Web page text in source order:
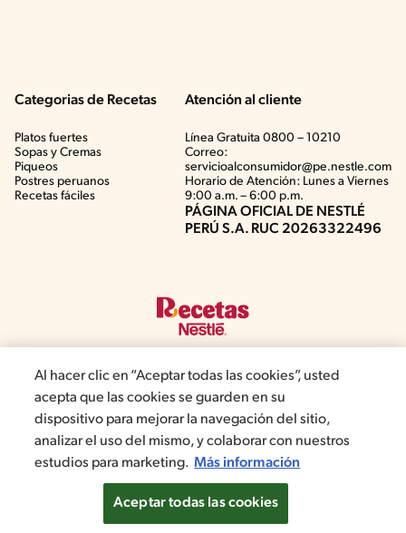
Categorias de Recetas
Platos fuertes
Sopas y Cremas
Piqueos
Postres peruanos
Recetas fáciles
Atención al cliente
Línea Gratuita 0800 – 10210
Correo:
servicioalconsumidor@pe.nestle.com
Horario de Atención: Lunes a Viernes
9:00 a.m. – 6:00 p.m.
PÁGINA OFICIAL DE NESTLÉ
PERÚ S.A. RUC 20263322496
©2019, Nestlé. Marcas registradas por Société del Produits Nestlé,
S.A. Vevey (Suiza)
Términos y Condiciones de Promociones
Aviso de privacidad
Términos y Condiciones de Web
Normas de convivencia
Configuración de cookies
Al hacer clic en “Aceptar todas las cookies”, usted
acepta que las cookies se guarden en su
dispositivo para mejorar la navegación del sitio,
analizar el uso del mismo, y colaborar con nuestros
estudios para marketing. Más información
Aceptar todas las cookies